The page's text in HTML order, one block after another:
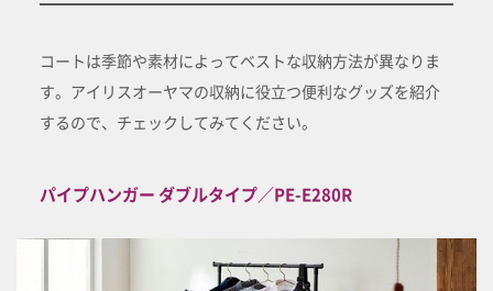
コートは季節や素材によってベストな収納方法が異なりま
す。アイリスオーヤマの収納に役立つ便利なグッズを紹介
するので、チェックしてみてください。
パイプハンガー ダブルタイプ／PE-E280R